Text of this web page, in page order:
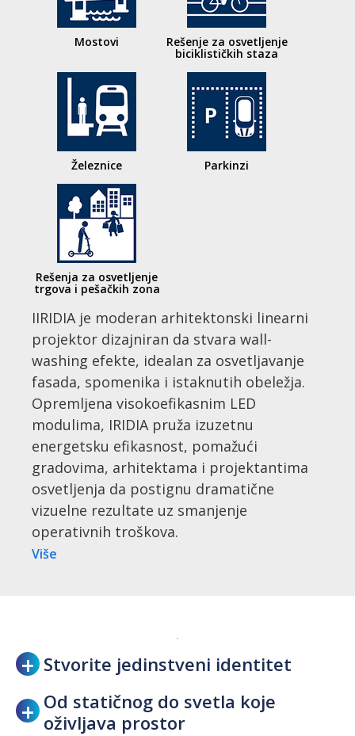
Mostovi Rešenje za osvetljenje
biciklističkih staza
Železnice Parkinzi
Rešenja za osvetljenje
trgova i pešačkih zona
IIRIDIA je moderan arhitektonski linearni
projektor dizajniran da stvara wall-
washing efekte, idealan za osvetljavanje
fasada, spomenika i istaknutih obeležja.
Opremljena visokoefikasnim LED
modulima, IRIDIA pruža izuzetnu
energetsku efikasnost, pomažući
gradovima, arhitektama i projektantima
osvetljenja da postignu dramatične
vizuelne rezultate uz smanjenje
operativnih troškova.
Više
Stvorite jedinstveni identitet
Od statičnog do svetla koje
oživljava prostor